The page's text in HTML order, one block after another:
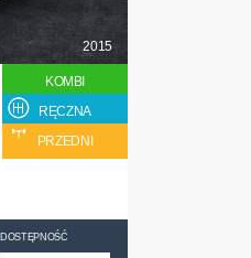
2015
KOMBI
RĘCZNA
PRZEDNI
DOSTĘPNOŚĆ